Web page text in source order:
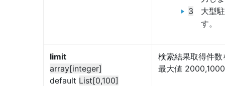
3
大型
す。
limit
array[integer]
default List[0,100]
検索結果取得件
最大値 2000,1000